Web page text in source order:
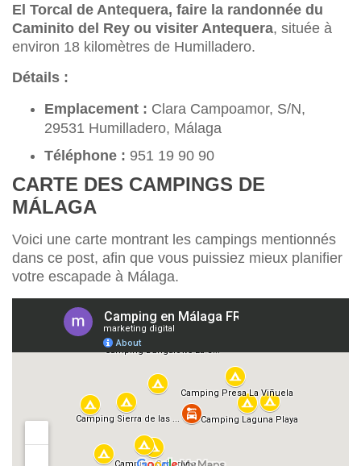
El Torcal de Antequera, faire la randonnée du
Caminito del Rey ou visiter Antequera, située à
environ 18 kilomètres de Humilladero.
Détails :
Emplacement : Clara Campoamor, S/N,
29531 Humilladero, Málaga
Téléphone : 951 19 90 90
CARTE DES CAMPINGS DE
MÁLAGA
Voici une carte montrant les campings mentionnés
dans ce post, afin que vous puissiez mieux planifier
votre escapade à Málaga.